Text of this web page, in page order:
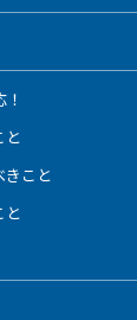
と
きこと
と